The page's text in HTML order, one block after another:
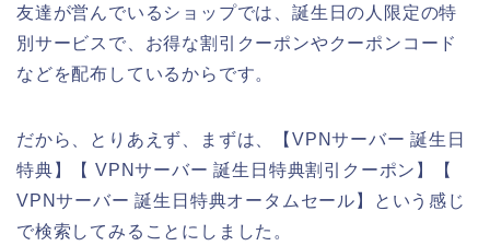
友達が営んでいるショップでは、誕生日の人限定の特
別サービスで、お得な割引クーポンやクーポンコード
などを配布しているからです。
だから、とりあえず、まずは、【VPNサーバー 誕生日
特典】【 VPNサーバー 誕生日特典割引クーポン】【
VPNサーバー 誕生日特典オータムセール】という感じ
で検索してみることにしました。